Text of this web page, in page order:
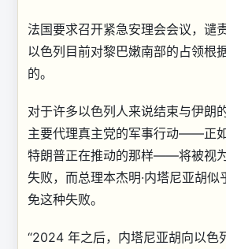
法国要求召开紧急安理会会议，谴
以色列目前对黎巴嫩南部的占领根
的。
对于许多以色列人来说结束与伊朗
主要代理真主党的军事行动——正
特朗普正在推动的那样——将被视
失败，而总理本杰明·内塔尼亚胡似
免这种失败。
“2024 年之后，内塔尼亚胡向以色